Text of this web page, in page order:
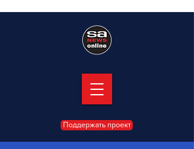
Поддержать проект